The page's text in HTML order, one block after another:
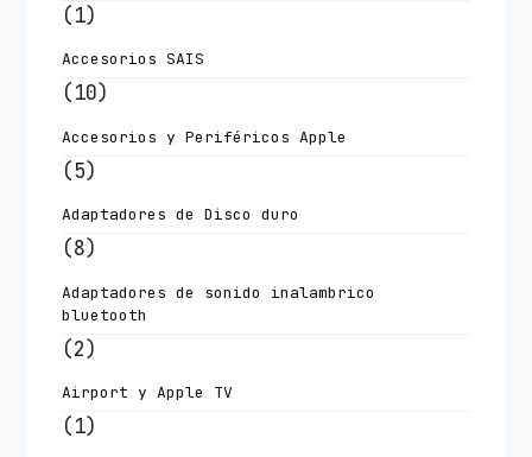
(1)
Accesorios SAIS
(10)
Accesorios y Periféricos Apple
(5)
Adaptadores de Disco duro
(8)
Adaptadores de sonido inalambrico
bluetooth
(2)
Airport y Apple TV
(1)